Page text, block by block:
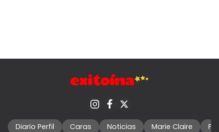
Diario Perfil Caras Noticias Marie Claire